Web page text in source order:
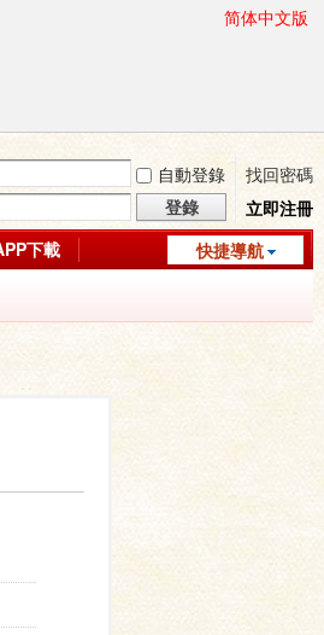
简体中文版
自動登錄
找回密碼
登錄
立即注冊
快捷導航
下載